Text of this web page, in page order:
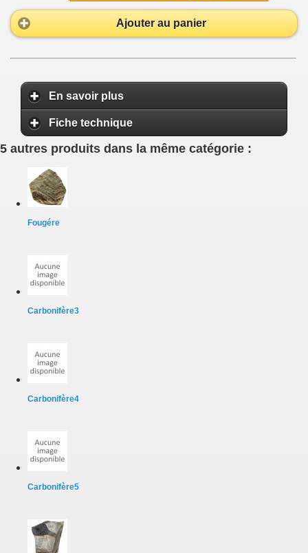
Ajouter au panier
En savoir plus
Fiche technique
5 autres produits dans la même catégorie :
Fougére
Carbonifère3
Carbonifère4
Carbonifère5